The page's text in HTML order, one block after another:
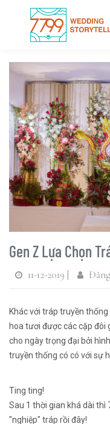
Gen Z Lựa Chọn
11-12-2019 |
Khác với tráp truyền
hoa tươi được các cặp đôi
cho ngày trọng đại bởi
truyền thống có có với sự
Ting ting!
Sau 1 thời gian khá dài thì
"nghiệp" tráp rồi đây!